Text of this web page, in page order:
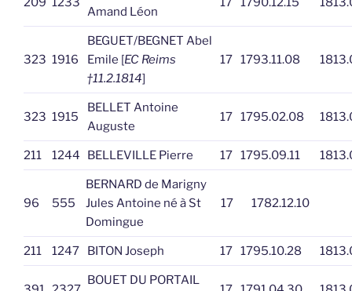
Amand Léon
323 1916
BEGUET/BEGNET Abel
Emile [EC Reims
†11.2.1814]
17 1793.11.08
323 1915
BELLET Antoine
Auguste
17 1795.02.08
211 1244 BELLEVILLE Pierre 17 1795.09.11
96 555
BERNARD de Marigny
Jules Antoine né à St
Domingue
17 1782.12.10
211 1247 BITON Joseph 17 1795.10.28
BOUET DU PORTAIL